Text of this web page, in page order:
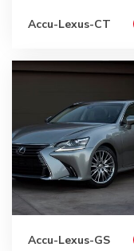
Accu-Lexus-CT
Accu-Lexus-GS